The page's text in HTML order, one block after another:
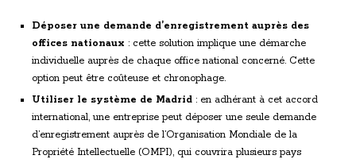
Déposer une demande d’enregistrement auprès des
offices nationaux : cette solution implique une démarche
individuelle auprès de chaque office national concerné. Cette
option peut être coûteuse et chronophage.
Utiliser le système de Madrid : en adhérant à cet accord
international, une entreprise peut déposer une seule demande
d’enregistrement auprès de l’Organisation Mondiale de la
Propriété Intellectuelle (OMPI), qui couvrira plusieurs pays